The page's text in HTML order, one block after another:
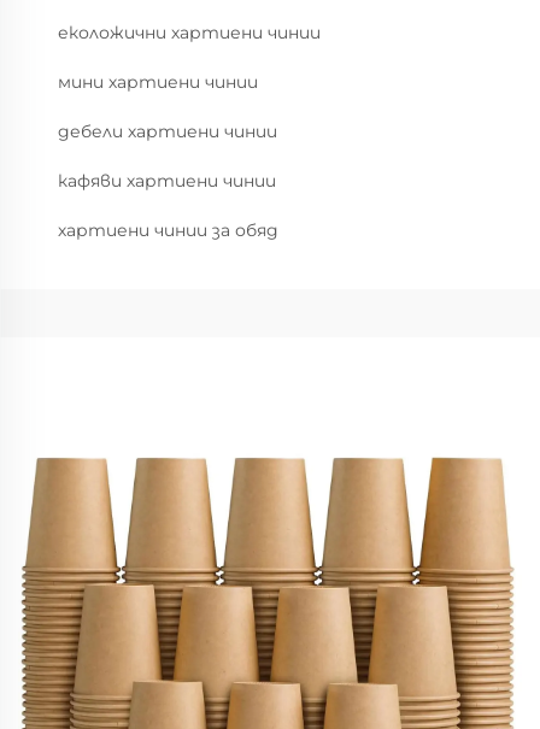
еколожични хартиени чинии
мини хартиени чинии
дебели хартиени чинии
кафяви хартиени чинии
хартиени чинии за обяд